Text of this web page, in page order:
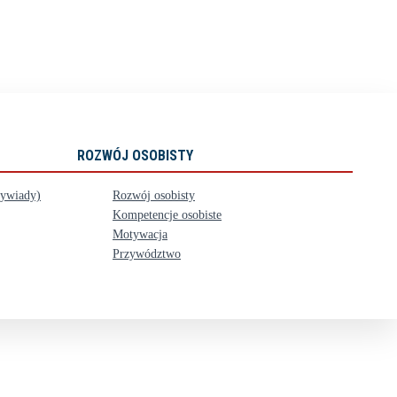
ROZWÓJ OSOBISTY
Rozwój osobisty
Kompetencje osobiste
Motywacja
Przywództwo